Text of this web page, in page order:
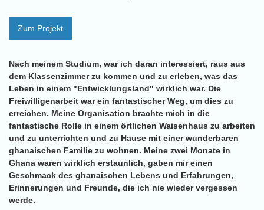
Zum Projekt
Nach meinem Studium, war ich daran interessiert, raus aus
dem Klassenzimmer zu kommen und zu erleben, was das
Leben in einem "Entwicklungsland" wirklich war. Die
Freiwilligenarbeit war ein fantastischer Weg, um dies zu
erreichen. Meine Organisation brachte mich in die
fantastische Rolle in einem örtlichen Waisenhaus zu arbeiten
und zu unterrichten und zu Hause mit einer wunderbaren
ghanaischen Familie zu wohnen. Meine zwei Monate in
Ghana waren wirklich erstaunlich, gaben mir einen
Geschmack des ghanaischen Lebens und Erfahrungen,
Erinnerungen und Freunde, die ich nie wieder vergessen
werde.